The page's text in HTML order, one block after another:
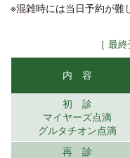
※混雑時には当日予約が難
［ 最
内 容
初 診
マイヤーズ点滴
グルタチオン点滴
再 診